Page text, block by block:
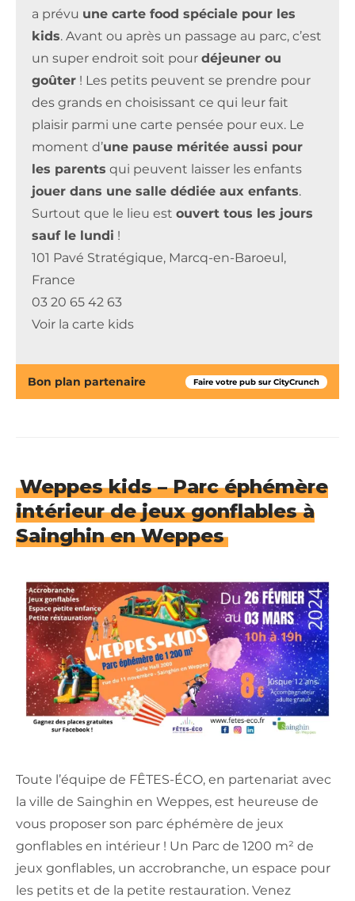
a prévu une carte food spéciale pour les
kids. Avant ou après un passage au parc, c’est
un super endroit soit pour déjeuner ou
goûter ! Les petits peuvent se prendre pour
des grands en choisissant ce qui leur fait
plaisir parmi une carte pensée pour eux. Le
moment d’une pause méritée aussi pour
les parents qui peuvent laisser les enfants
jouer dans une salle dédiée aux enfants.
Surtout que le lieu est ouvert tous les jours
sauf le lundi !
101 Pavé Stratégique, Marcq-en-Baroeul,
France
03 20 65 42 63
Voir la carte kids
Bon plan partenaire Faire votre pub sur CityCrunch
Weppes kids – Parc éphémère
intérieur de jeux gonflables à
Sainghin en Weppes
Toute l’équipe de FÊTES-ÉCO, en partenariat avec
la ville de Sainghin en Weppes, est heureuse de
vous proposer son parc éphémère de jeux
gonflables en intérieur ! Un Parc de 1200 m² de
jeux gonflables, un accrobranche, un espace pour
les petits et de la petite restauration. Venez